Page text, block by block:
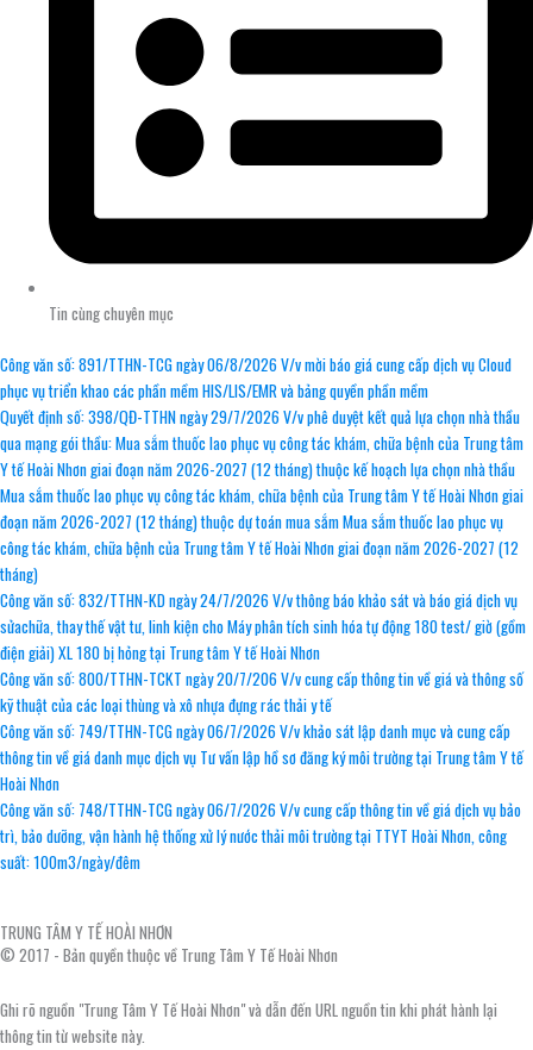
Tin cùng chuyên mục
Công văn số: 891/TTHN-TCG ngày 06/8/2026 V/v mời báo giá cung cấp dịch vụ Cloud
phục vụ triển khao các phần mềm HIS/LIS/EMR và bảng quyền phần mềm
Quyết định số: 398/QĐ-TTHN ngày 29/7/2026 V/v phê duyệt kết quả lựa chọn nhà thầu
qua mạng gói thầu: Mua sắm thuốc lao phục vụ công tác khám, chữa bệnh của Trung tâm
Y tế Hoài Nhơn giai đoạn năm 2026-2027 (12 tháng) thuộc kế hoạch lựa chọn nhà thầu
Mua sắm thuốc lao phục vụ công tác khám, chữa bệnh của Trung tâm Y tế Hoài Nhơn giai
đoạn năm 2026-2027 (12 tháng) thuộc dự toán mua sắm Mua sắm thuốc lao phục vụ
công tác khám, chữa bệnh của Trung tâm Y tế Hoài Nhơn giai đoạn năm 2026-2027 (12
tháng)
Công văn số: 832/TTHN-KD ngày 24/7/2026 V/v thông báo khảo sát và báo giá dịch vụ
sửachữa, thay thế vật tư, linh kiện cho Máy phân tích sinh hóa tự động 180 test/ giờ (gồm
điện giải) XL 180 bị hỏng tại Trung tâm Y tế Hoài Nhơn
Công văn số: 800/TTHN-TCKT ngày 20/7/206 V/v cung cấp thông tin về giá và thông số
kỹ thuật của các loại thùng và xô nhựa đựng rác thải y tế
Công văn số: 749/TTHN-TCG ngày 06/7/2026 V/v khảo sát lập danh mục và cung cấp
thông tin về giá danh mục dịch vụ Tư vấn lập hồ sơ đăng ký môi trường tại Trung tâm Y tế
Hoài Nhơn
Công văn số: 748/TTHN-TCG ngày 06/7/2026 V/v cung cấp thông tin về giá dịch vụ bảo
trì, bảo dưỡng, vận hành hệ thống xử lý nước thải môi trường tại TTYT Hoài Nhơn, công
suất: 100m3/ngày/đêm
TRUNG TÂM Y TẾ HOÀI NHƠN
© 2017 - Bản quyền thuộc về Trung Tâm Y Tế Hoài Nhơn
Ghi rõ nguồn "Trung Tâm Y Tế Hoài Nhơn" và dẫn đến URL nguồn tin khi phát hành lại
thông tin từ website này.